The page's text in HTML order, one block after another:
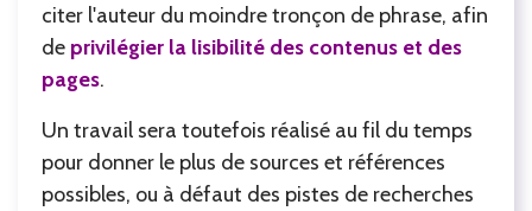
citer l'auteur du moindre tronçon de phrase, afin
de privilégier la lisibilité des contenus et des
pages.
Un travail sera toutefois réalisé au fil du temps
pour donner le plus de sources et références
possibles, ou à défaut des pistes de recherches